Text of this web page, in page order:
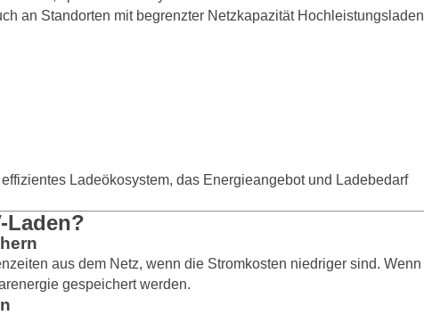
an Standorten mit begrenzter Netzkapazität Hochleistungsladen
Ladeökosystem, das Energieangebot und Ladebedarf
Laden?
aus dem Netz, wenn die Stromkosten niedriger sind. Wenn
gespeichert werden.